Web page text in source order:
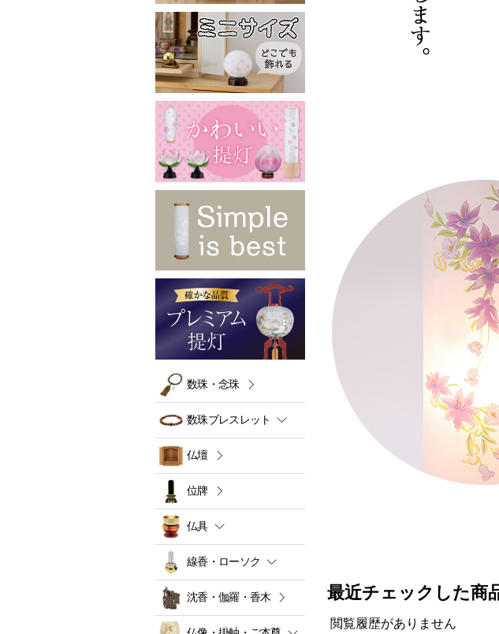
最近チェックした商
閲覧履歴がありません
数珠・念珠
数珠ブレスレット
仏壇
位牌
仏具
線香・ローソク
沈香・伽羅・香木